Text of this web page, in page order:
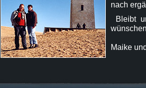
nach
Bleibt
Maike